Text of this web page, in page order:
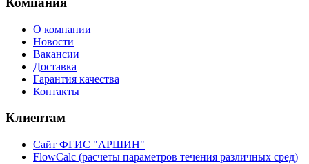
О компании
Новости
Вакансии
Доставка
Гарантия качества
Контакты
Клиентам
Сайт ФГИС "АРШИН"
FlowCalc (расчеты параметров течения различных сред)